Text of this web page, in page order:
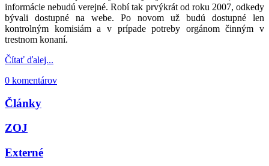
informácie nebudú verejné. Robí tak prvýkrát od roku 2007, odkedy
bývali dostupné na webe. Po novom už budú dostupné len
kontrolným komisiám a v prípade potreby orgánom činným v
trestnom konaní.
Čítať ďalej...
0 komentárov
Články
ZOJ
Externé